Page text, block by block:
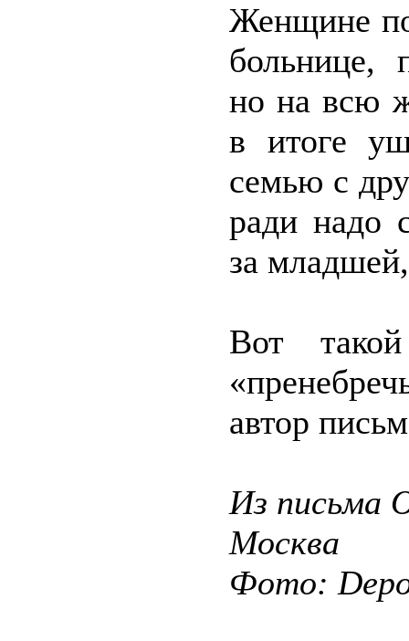
Женщине
больнице,
но на всю
в итоге
семью с
ради надо
за
Вот
автор
Из письма
Москва
Фото: